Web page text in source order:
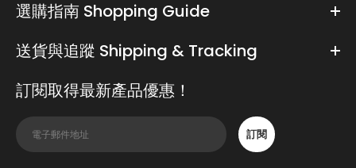
選購指南 Shopping Guide
送貨與追蹤 Shipping & Tracking
訂閱取得最新產品優惠！
訂閱